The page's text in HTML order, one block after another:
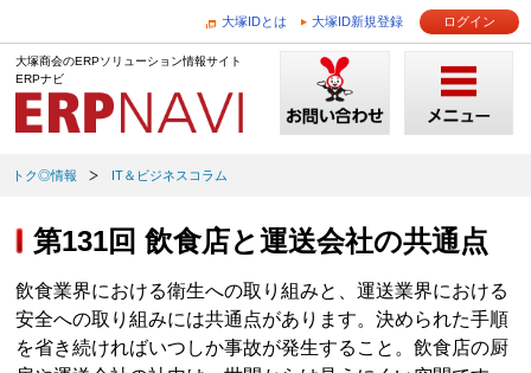
大塚IDとは 大塚ID新規登録 ログイン
大塚商会のERPソリューション情報サイト
ERPナビ
トク◎情報 IT＆ビジネスコラム
第131回 飲食店と運送会社の共通点
飲食業界における衛生への取り組みと、運送業界における
安全への取り組みには共通点があります。決められた手順
を省き続ければいつしか事故が発生すること。飲食店の厨